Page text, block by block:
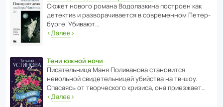
Сюжет нового романа Водо­ла­з­кина пост­роен как
дете­ктив и разво­ра­чи­ва­ется в совре­менном Пете­р­
бурге. Убивают…
‹Далее›
Тени южной ночи
Писа­тель­ница Маня Поли­ва­нова стано­вится
невольной свиде­тель­ницей убийства на тв-шоу.
Спасаясь от твор­че­с­кого кризиса, она приезжает…
‹Далее›